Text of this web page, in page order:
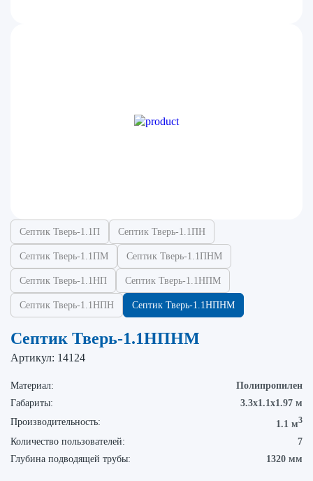
Септик Тверь-1.1П Септик Тверь-1.1ПН
Септик Тверь-1.1ПМ Септик Тверь-1.1ПНМ
Септик Тверь-1.1НП Септик Тверь-1.1НПМ
Септик Тверь-1.1НПН Септик Тверь-1.1НПНМ
Септик Тверь-1.1НПНМ
Артикул: 14124
Материал:
Полипропилен
Габариты:
3.3х1.1х1.97 м
Производительность:
1.1 м3
Количество пользователей:
7
Глубина подводящей трубы:
1320 мм